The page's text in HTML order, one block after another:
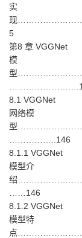
实
现
5
第8 章 VGGNet
模
型
8.1 VGGNet
网络模
型
……………..146
8.1.1 VGGNet
模型介
绍
……146
8.1.2 VGGNet
模型特
点